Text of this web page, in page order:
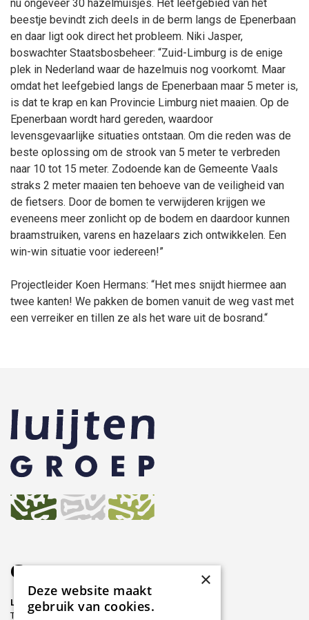
nu ongeveer 30 hazelmuisjes. Het leefgebied van het
beestje bevindt zich deels in de berm langs de Epenerbaan
en daar ligt ook direct het probleem. Niki Jasper,
boswachter Staatsbosbeheer: “Zuid-Limburg is de enige
plek in Nederland waar de hazelmuis nog voorkomt. Maar
omdat het leefgebied langs de Epenerbaan maar 5 meter is,
is dat te krap en kan Provincie Limburg niet maaien. Op de
Epenerbaan wordt hard gereden, waardoor
levensgevaarlijke situaties ontstaan. Om die reden was de
beste oplossing om de strook van 5 meter te verbreden
naar 10 tot 15 meter. Zodoende kan de Gemeente Vaals
straks 2 meter maaien ten behoeve van de veiligheid van
de fietsers. Door de bomen te verwijderen krijgen we
eveneens meer zonlicht op de bodem en daardoor kunnen
braamstruiken, varens en hazelaars zich ontwikkelen. Een
win-win situatie voor iedereen!”
Projectleider Koen Hermans: “Het mes snijdt hiermee aan
twee kanten! We pakken de bomen vanuit de weg vast met
een verreiker en tillen ze als het ware uit de bosrand.“
Contact
Luijten Groep
Thermiekstraat 21
×
Deze website maakt
gebruik van cookies.